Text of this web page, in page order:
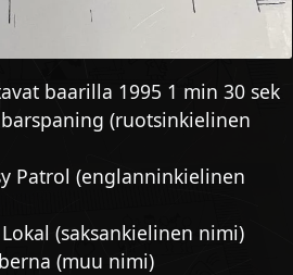
baarilla 1995 1 min 30 sek
(ruotsinkielinen
Patrol (englanninkielinen
(saksankielinen nimi)
(muu nimi)